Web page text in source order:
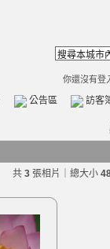
你還沒有登
公告區 訪客
共 3 張相片｜總大小